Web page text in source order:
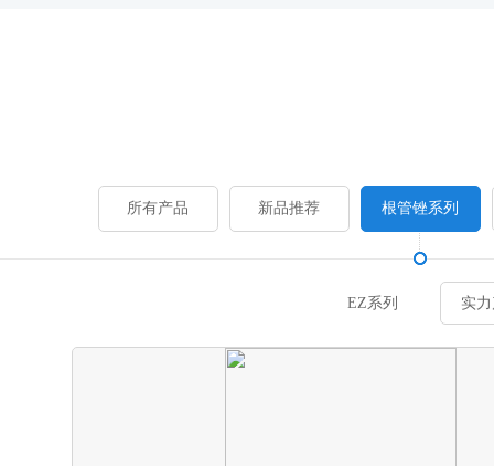
所有产品 新品推荐 根管锉系列
EZ系列 实